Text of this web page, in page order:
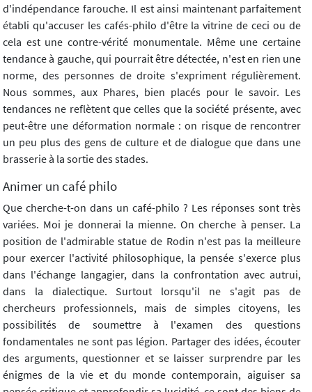
d'indépendance farouche. Il est ainsi maintenant parfaitement
établi qu'accuser les cafés-philo d'être la vitrine de ceci ou de
cela est une contre-vérité monumentale. Même une certaine
tendance à gauche, qui pourrait être détectée, n'est en rien une
norme, des personnes de droite s'expriment régulièrement.
Nous sommes, aux Phares, bien placés pour le savoir. Les
tendances ne reflètent que celles que la société présente, avec
peut-être une déformation normale : on risque de rencontrer
un peu plus des gens de culture et de dialogue que dans une
brasserie à la sortie des stades.
Animer un café philo
Que cherche-t-on dans un café-philo ? Les réponses sont très
variées. Moi je donnerai la mienne. On cherche à penser. La
position de l'admirable statue de Rodin n'est pas la meilleure
pour exercer l'activité philosophique, la pensée s'exerce plus
dans l'échange langagier, dans la confrontation avec autrui,
dans la dialectique. Surtout lorsqu'il ne s'agit pas de
chercheurs professionnels, mais de simples citoyens, les
possibilités de soumettre à l'examen des questions
fondamentales ne sont pas légion. Partager des idées, écouter
des arguments, questionner et se laisser surprendre par les
énigmes de la vie et du monde contemporain, aiguiser sa